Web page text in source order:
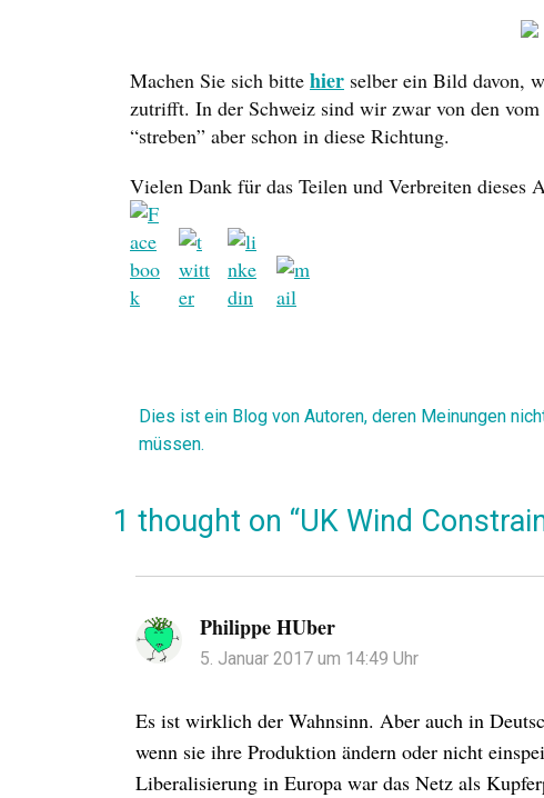
​Machen Sie sich bitte hier selber ein Bild davon,
zutrifft. In der Schweiz sind wir zwar von den
“streben” aber schon in diese Richtung.
Vielen Dank für das Teilen und Verbreiten dieses
Dies ist ein Blog von Autoren, deren Meinungen
müssen.
1 thought on “UK Wind
Philippe HUbersagt:
5. Januar 2017 um 14:49 Uhr
Es ist wirklich der Wahnsinn. Aber auch in
wenn sie ihre Produktion ändern oder nicht
Liberalisierung in Europa war das Netz als